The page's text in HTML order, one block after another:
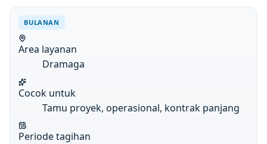
BULANAN
Area layanan
Dramaga
Cocok untuk
Tamu proyek, operasional, kontrak panjang
Periode tagihan